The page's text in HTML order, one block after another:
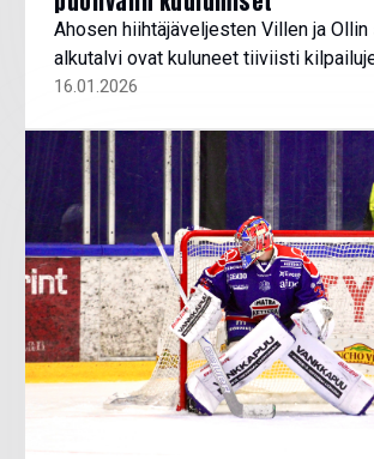
Ahosen hiihtäjäveljesten Villen ja
alkutalvi ovat kuluneet tiiviisti
16.01.2026